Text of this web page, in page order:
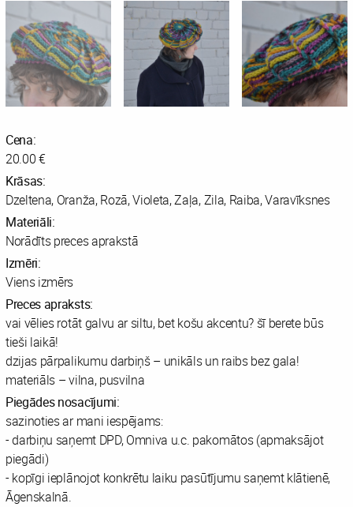
Cena:
20.00 €
Krāsas:
Dzeltena, Oranža, Rozā, Violeta, Zaļa, Zila, Raiba, Varavīksnes
Materiāli:
Norādīts preces aprakstā
Izmēri:
Viens izmērs
Preces apraksts:
vai vēlies rotāt galvu ar siltu, bet košu akcentu? šī berete būs
tieši laikā!
dzijas pārpalikumu darbiņš – unikāls un raibs bez gala!
materiāls – vilna, pusvilna
Piegādes nosacījumi:
sazinoties ar mani iespējams:
- darbiņu saņemt DPD, Omniva u.c. pakomātos (apmaksājot
piegādi)
- kopīgi ieplānojot konkrētu laiku pasūtījumu saņemt klātienē,
Āgenskalnā.